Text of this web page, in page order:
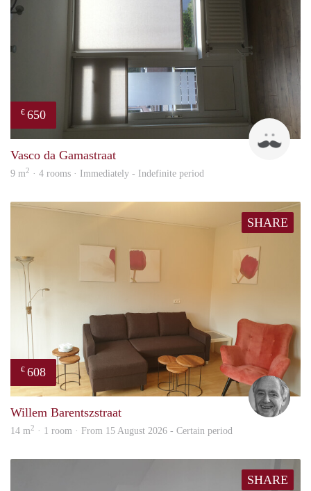
€ 650
Vasco da Gamastraat
9 m2 · 4 rooms · Immediately - Indefinite period
SHARE
€ 608
Willem Barentszstraat
14 m2 · 1 room · From 15 August 2026 - Certain period
SHARE